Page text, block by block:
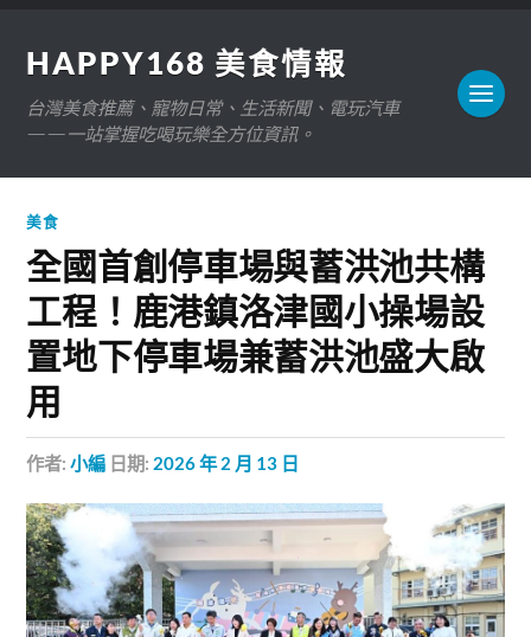
HAPPY168 美食情報
台灣美食推薦、寵物日常、生活新聞、電玩汽車
——一站掌握吃喝玩樂全方位資訊。
美食
全國首創停車場與蓄洪池共構
工程！鹿港鎮洛津國小操場設
置地下停車場兼蓄洪池盛大啟
用
作者:小編 日期: 2026 年 2 月 13 日